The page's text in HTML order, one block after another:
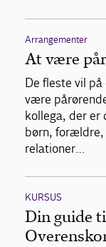
Arrangementer
At være
De fleste vil
være
kollega, der er
børn,
relationer…
KURSUS
Din guide